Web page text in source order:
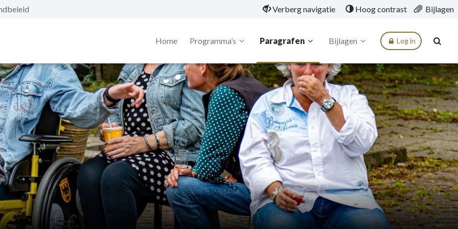
Verberg navigatie Hoog contrast Bijlagen
Home Programma’s Paragrafen Bijlagen Log in